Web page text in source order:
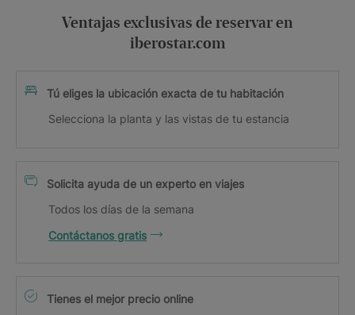
Ventajas exclusivas de reservar en
iberostar.com
Tú eliges la ubicación exacta de tu habitación
Selecciona la planta y las vistas de tu estancia
Solicita ayuda de un experto en viajes
Todos los días de la semana
Contáctanos gratis
Tienes el mejor precio online